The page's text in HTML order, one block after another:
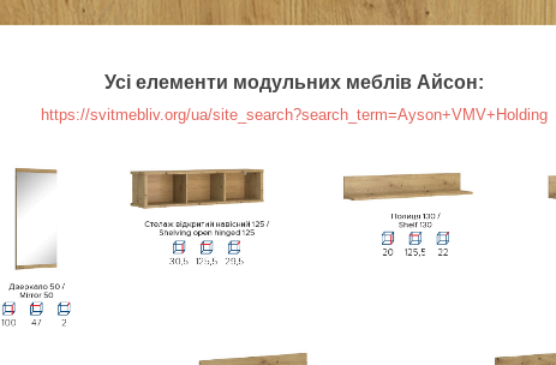
Усі елементи модульних меблів Айсон:
https://svitmebliv.org/ua/site_search?search_term=Ayson+VMV+Holding